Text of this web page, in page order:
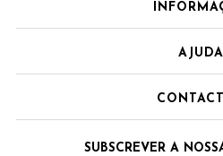
AJUDA
SUBSCREVER A